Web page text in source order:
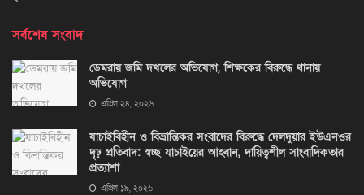
সর্বশেষ সংবাদ
ডেমরায় জমি দখলের অভিযোগ, শিক্ষকের বিরুদ্ধে থানায়
অভিযোগ
এপ্রিল ২৪, ২০২৬
যাচাইবিহীন ও বিভ্রান্তিকর সংবাদের বিরুদ্ধে দেলদুয়ার ইউএনওর
দৃঢ় প্রতিবাদ: স্বচ্ছ যাচাইয়ের আহ্বান, দায়িত্বশীল সাংবাদিকতার
প্রত্যাশা
এপ্রিল ১৯, ২০২৬